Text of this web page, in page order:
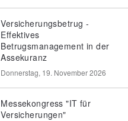
Versicherungsbetrug -
Effektives
Betrugsmanagement in der
Assekuranz
Donnerstag, 19. November 2026
Messekongress "IT für
Versicherungen"